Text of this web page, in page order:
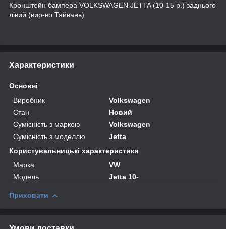
Кронштейн бампера VOLKSWAGEN JETTA (10-15 р.) заднього
лівий (вир-во Тайвань)
Характеристики
Основні
Виробник
Volkswagen
Стан
Новий
Сумісність з маркою
Volkswagen
Сумісність з моделлю
Jetta
Користувальницькі характеристики
Марка
VW
Мoдель
Jetta 10-
Приховати